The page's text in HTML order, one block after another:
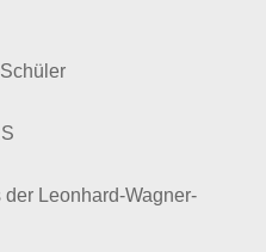
Leonhard-Wagner-